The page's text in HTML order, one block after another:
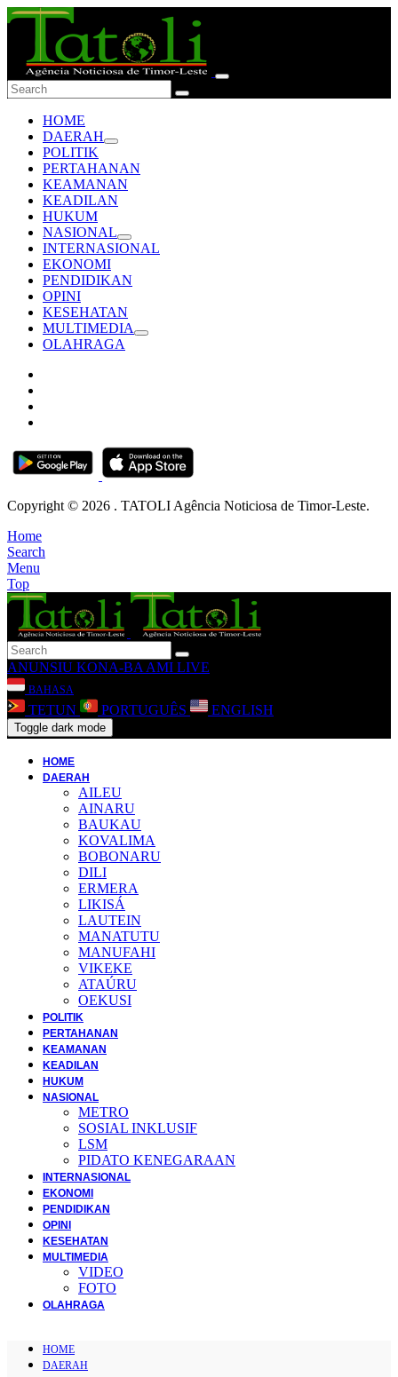
HOME
DAERAH
POLITIK
PERTAHANAN
KEAMANAN
KEADILAN
HUKUM
NASIONAL
INTERNASIONAL
EKONOMI
PENDIDIKAN
OPINI
KESEHATAN
MULTIMEDIA
OLAHRAGA
Copyright © 2026 . TATOLI Agência Noticiosa de Timor-Leste.
Home
Search
Menu
Top
ANUNSIU KONA-BA AMI LIVE
BAHASA
TETUN PORTUGUÊS ENGLISH
Toggle dark mode
HOME
DAERAH
AILEU
AINARU
BAUKAU
KOVALIMA
BOBONARU
DILI
ERMERA
LIKISÁ
LAUTEIN
MANATUTU
MANUFAHI
VIKEKE
ATAÚRU
OEKUSI
POLITIK
PERTAHANAN
KEAMANAN
KEADILAN
HUKUM
NASIONAL
METRO
SOSIAL INKLUSIF
LSM
PIDATO KENEGARAAN
INTERNASIONAL
EKONOMI
PENDIDIKAN
OPINI
KESEHATAN
MULTIMEDIA
VIDEO
FOTO
OLAHRAGA
HOME
DAERAH